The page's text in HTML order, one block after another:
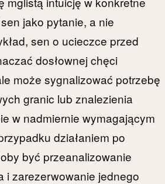
jako pytanie, a nie
sen o ucieczce przed
dosłownej chęci
może sygnalizować potrzebę
granic lub znalezienia
w nadmiernie wymagającym
działaniem po
być przeanalizowanie
i zarezerwowanie jednego